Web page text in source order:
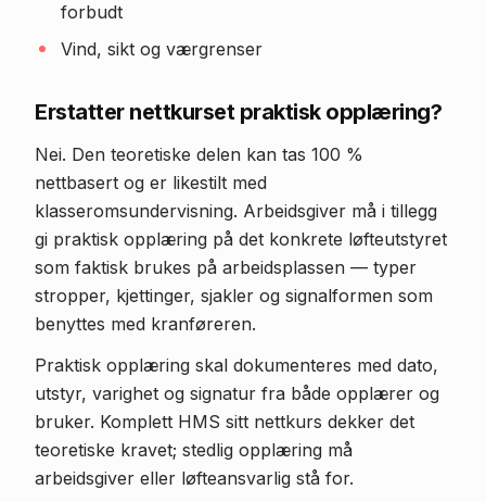
forbudt
Vind, sikt og værgrenser
Erstatter nettkurset praktisk opplæring?
Nei. Den teoretiske delen kan tas 100 %
nettbasert og er likestilt med
klasseromsundervisning. Arbeidsgiver må i tillegg
gi praktisk opplæring på det konkrete løfteutstyret
som faktisk brukes på arbeidsplassen — typer
stropper, kjettinger, sjakler og signalformen som
benyttes med kranføreren.
Praktisk opplæring skal dokumenteres med dato,
utstyr, varighet og signatur fra både opplærer og
bruker. Komplett HMS sitt nettkurs dekker det
teoretiske kravet; stedlig opplæring må
arbeidsgiver eller løfteansvarlig stå for.